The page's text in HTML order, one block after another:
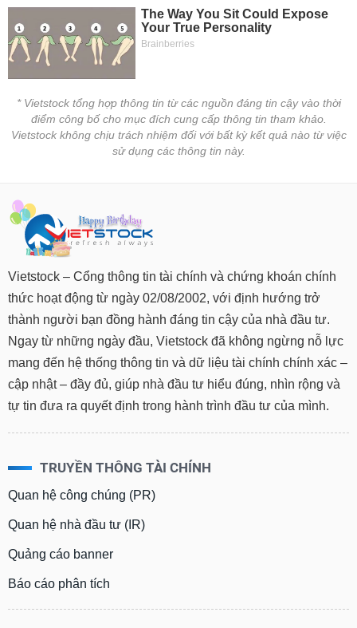
* Vietstock tổng hợp thông tin từ các nguồn đáng tin cậy vào thời
điểm công bố cho mục đích cung cấp thông tin tham khảo.
Vietstock không chịu trách nhiệm đối với bất kỳ kết quả nào từ việc
sử dụng các thông tin này.
Vietstock – Cổng thông tin tài chính và chứng khoán chính
thức hoạt động từ ngày 02/08/2002, với định hướng trở
thành người bạn đồng hành đáng tin cậy của nhà đầu tư.
Ngay từ những ngày đầu, Vietstock đã không ngừng nỗ lực
mang đến hệ thống thông tin và dữ liệu tài chính chính xác –
cập nhật – đầy đủ, giúp nhà đầu tư hiểu đúng, nhìn rộng và
tự tin đưa ra quyết định trong hành trình đầu tư của mình.
TRUYỀN THÔNG TÀI CHÍNH
Quan hệ công chúng (PR)
Quan hệ nhà đầu tư (IR)
Quảng cáo banner
Báo cáo phân tích